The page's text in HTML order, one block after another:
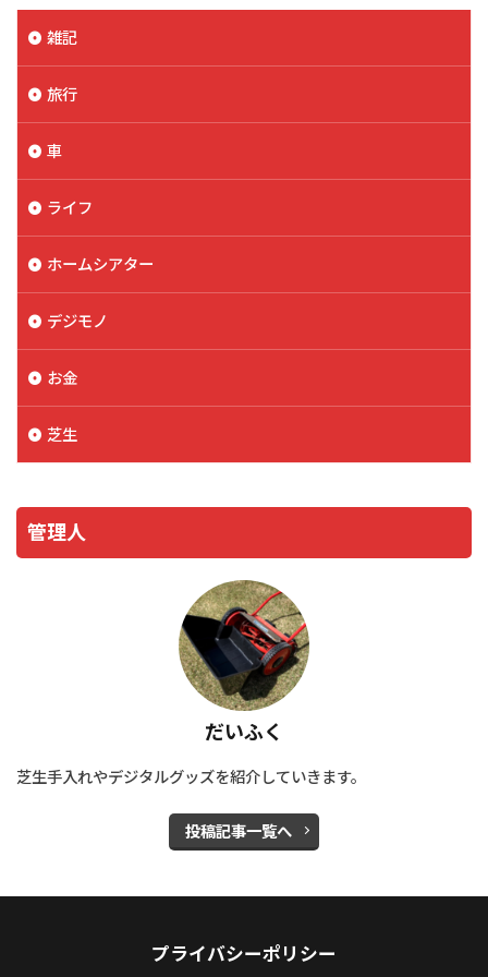
雑記
旅行
車
ライフ
ホームシアター
デジモノ
お金
芝生
管理人
だいふく
芝生手入れやデジタルグッズを紹介していきます。
投稿記事一覧へ
プライバシーポリシー